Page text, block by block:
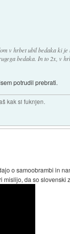
v hrbet ubil bedaka ki je
bedaka. In to 2x, v
potrudil prebrati.
kak si fuknjen.
o samoobrambi in
da so